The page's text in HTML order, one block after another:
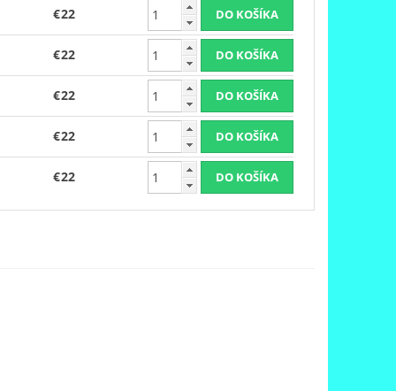
€22
€22
€22
€22
€22